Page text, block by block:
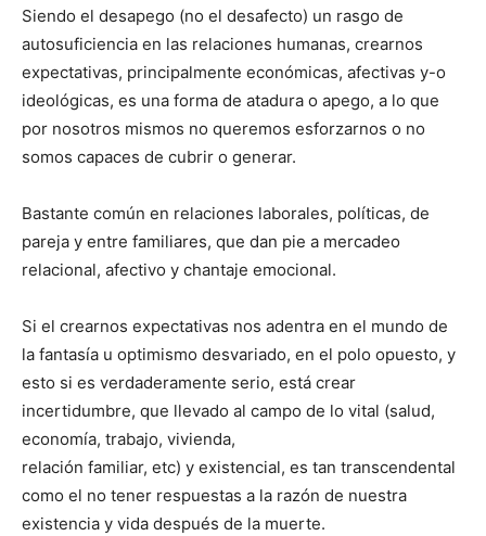
Siendo el desapego (no el desafecto) un rasgo de
autosuficiencia en las relaciones humanas, crearnos
expectativas, principalmente económicas, afectivas y-o
ideológicas, es una forma de atadura o apego, a lo que
por nosotros mismos no queremos esforzarnos o no
somos capaces de cubrir o generar.
Bastante común en relaciones laborales, políticas, de
pareja y entre familiares, que dan pie a mercadeo
relacional, afectivo y chantaje emocional.
Si el crearnos expectativas nos adentra en el mundo de
la fantasía u optimismo desvariado, en el polo opuesto, y
esto si es verdaderamente serio, está crear
incertidumbre, que llevado al campo de lo vital (salud,
economía, trabajo, vivienda,
relación familiar, etc) y existencial, es tan transcendental
como el no tener respuestas a la razón de nuestra
existencia y vida después de la muerte.